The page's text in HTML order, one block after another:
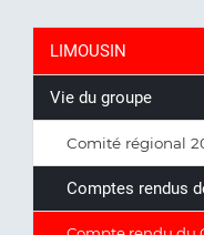
LIMOUSIN
Vie du groupe
Comité régional
Comptes rendus